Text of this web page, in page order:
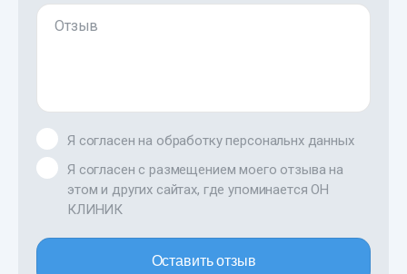
Отзыв
Я согласен на обработку персональнх данных
Я согласен с размещением моего отзыва на
этом и других сайтах, где упоминается ОН
КЛИНИК
Оставить отзыв